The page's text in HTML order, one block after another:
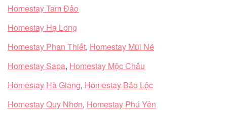
Homestay Tam Đảo
Homestay Hạ Long
Homestay Phan Thiết, Homestay Mũi Né
Homestay Sapa, Homestay Mộc Châu
Homestay Hà Giang, Homestay Bảo Lộc
Homestay Quy Nhơn, Homestay Phú Yên